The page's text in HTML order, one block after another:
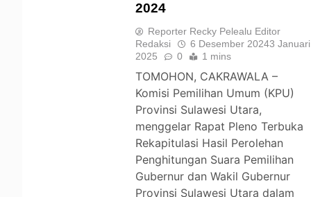
2024
Reporter Recky Pelealu Editor
Redaksi
6 Desember 20243 Januari
2025
0 1 mins
TOMOHON, CAKRAWALA –
Komisi Pemilihan Umum (KPU)
Provinsi Sulawesi Utara,
menggelar Rapat Pleno Terbuka
Rekapitulasi Hasil Perolehan
Penghitungan Suara Pemilihan
Gubernur dan Wakil Gubernur
Provinsi Sulawesi Utara dalam